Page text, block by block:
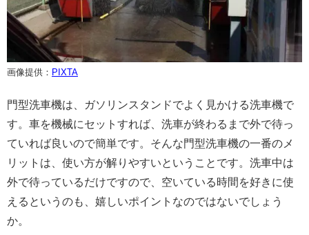
画像提供： PIXTA
門型洗車機は、ガソリンスタンドでよく見かける洗車機で
す。車を機械にセットすれば、洗車が終わるまで外で待っ
ていれば良いので簡単です。そんな門型洗車機の一番のメ
リットは、使い方が解りやすいということです。洗車中は
外で待っているだけですので、空いている時間を好きに使
えるというのも、嬉しいポイントなのではないでしょう
か。